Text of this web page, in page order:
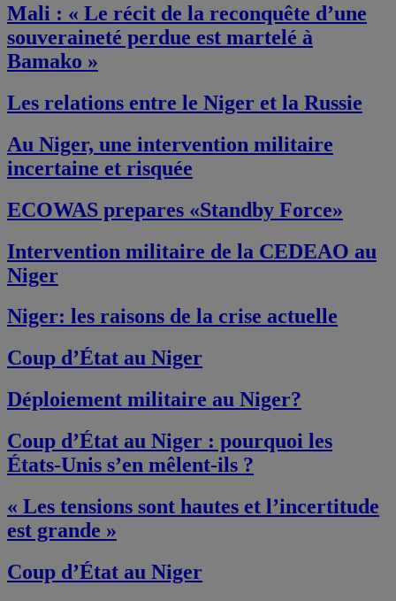
Mali : « Le récit de la reconquête d’une
souveraineté perdue est martelé à
Bamako »
Les relations entre le Niger et la Russie
Au Niger, une intervention militaire
incertaine et risquée
ECOWAS prepares «Standby Force»
Intervention militaire de la CEDEAO au
Niger
Niger: les raisons de la crise actuelle
Coup d’État au Niger
Déploiement militaire au Niger?
Coup d’État au Niger : pourquoi les
États-Unis s’en mêlent-ils ?
« Les tensions sont hautes et l’incertitude
est grande »
Coup d’État au Niger